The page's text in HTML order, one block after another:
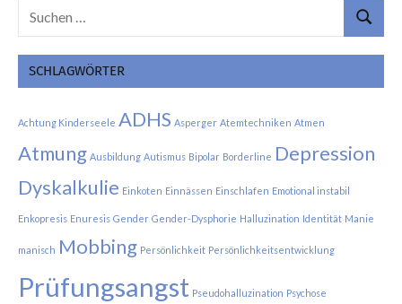
nach:
Suchen
SCHLAGWÖRTER
Achtung Kinderseele ADHS Asperger Atemtechniken Atmen
Atmung Ausbildung Autismus Bipolar Borderline Depression
Dyskalkulie Einkoten Einnässen Einschlafen Emotional instabil
Enkopresis Enuresis Gender Gender-Dysphorie Halluzination Identität Manie
manisch Mobbing Persönlichkeit Persönlichkeitsentwicklung
Prüfungsangst Pseudohalluzination Psychose